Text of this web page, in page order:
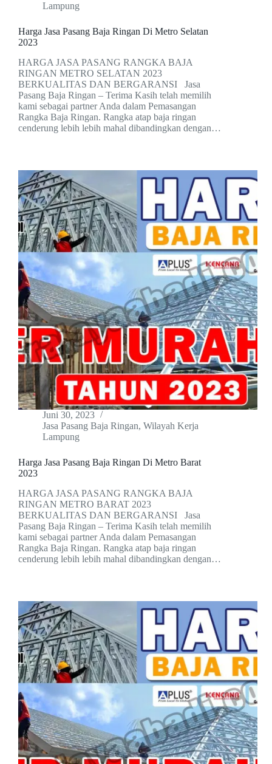
Lampung
Harga Jasa Pasang Baja Ringan Di Metro Selatan
2023
HARGA JASA PASANG RANGKA BAJA
RINGAN METRO SELATAN 2023
BERKUALITAS DAN BERGARANSI Jasa
Pasang Baja Ringan – Terima Kasih telah memilih
kami sebagai partner Anda dalam Pemasangan
Rangka Baja Ringan. Rangka atap baja ringan
cenderung lebih lebih mahal dibandingkan dengan…
Juni 30, 2023
Jasa Pasang Baja Ringan, Wilayah Kerja
Lampung
Harga Jasa Pasang Baja Ringan Di Metro Barat
2023
HARGA JASA PASANG RANGKA BAJA
RINGAN METRO BARAT 2023
BERKUALITAS DAN BERGARANSI Jasa
Pasang Baja Ringan – Terima Kasih telah memilih
kami sebagai partner Anda dalam Pemasangan
Rangka Baja Ringan. Rangka atap baja ringan
cenderung lebih lebih mahal dibandingkan dengan…